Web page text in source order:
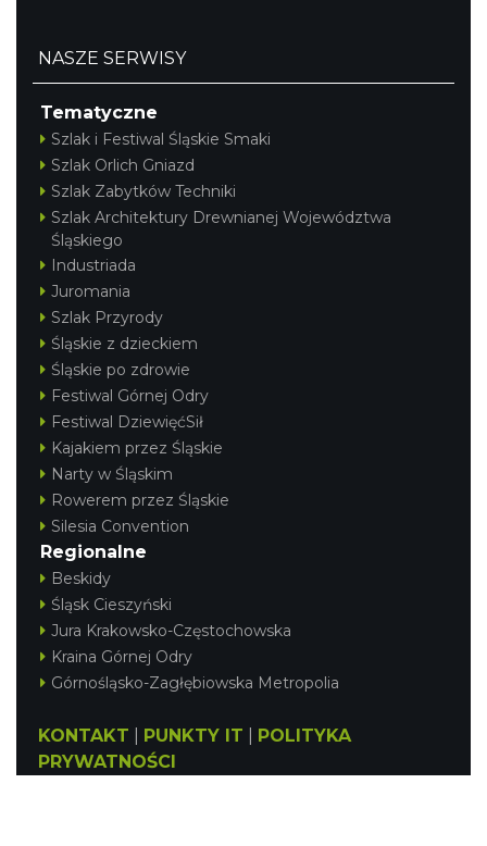
NASZE SERWISY
Tematyczne
Szlak i Festiwal Śląskie Smaki
Szlak Orlich Gniazd
Szlak Zabytków Techniki
Szlak Architektury Drewnianej Województwa
Śląskiego
Industriada
Juromania
Szlak Przyrody
Śląskie z dzieckiem
Śląskie po zdrowie
Festiwal Górnej Odry
Festiwal DziewięćSił
Kajakiem przez Śląskie
Narty w Śląskim
Rowerem przez Śląskie
Silesia Convention
Regionalne
Beskidy
Śląsk Cieszyński
Jura Krakowsko-Częstochowska
Kraina Górnej Odry
Górnośląsko-Zagłębiowska Metropolia
KONTAKT PUNKTY IT
POLITYKA
PRYWATNOŚCI